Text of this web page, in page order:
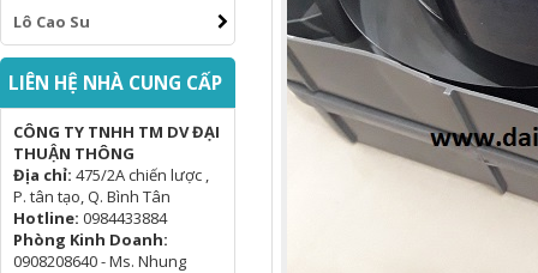
Lô Cao Su
LIÊN HỆ NHÀ CUNG CẤP
CÔNG TY TNHH TM DV ĐẠI
THUẬN THÔNG
Địa chỉ: 475/2A chiến lược ,
P. tân tạo, Q. Bình Tân
Hotline: 0984433884
Phòng Kinh Doanh:
0908208640 - Ms. Nhung